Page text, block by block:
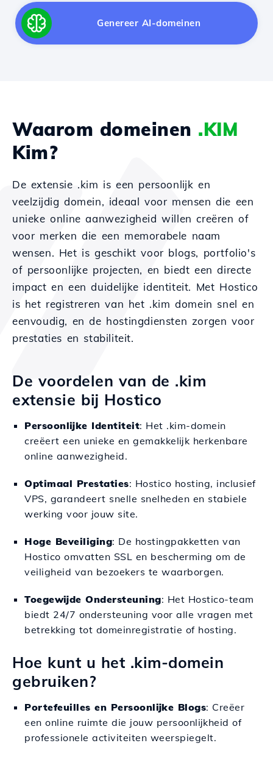
Genereer AI-domeinen
Waarom domeinen .KIM
Kim?
De extensie .kim is een persoonlijk en
veelzijdig domein, ideaal voor mensen die een
unieke online aanwezigheid willen creëren of
voor merken die een memorabele naam
wensen. Het is geschikt voor blogs, portfolio's
of persoonlijke projecten, en biedt een directe
impact en een duidelijke identiteit. Met Hostico
is het registreren van het .kim domein snel en
eenvoudig, en de hostingdiensten zorgen voor
prestaties en stabiliteit.
De voordelen van de .kim
extensie bij Hostico
Persoonlijke Identiteit: Het .kim-domein
creëert een unieke en gemakkelijk herkenbare
online aanwezigheid.
Optimaal Prestaties: Hostico hosting, inclusief
VPS, garandeert snelle snelheden en stabiele
werking voor jouw site.
Hoge Beveiliging: De hostingpakketten van
Hostico omvatten SSL en bescherming om de
veiligheid van bezoekers te waarborgen.
Toegewijde Ondersteuning: Het Hostico-team
biedt 24/7 ondersteuning voor alle vragen met
betrekking tot domeinregistratie of hosting.
Hoe kunt u het .kim-domein
gebruiken?
Portefeuilles en Persoonlijke Blogs: Creëer
een online ruimte die jouw persoonlijkheid of
professionele activiteiten weerspiegelt.